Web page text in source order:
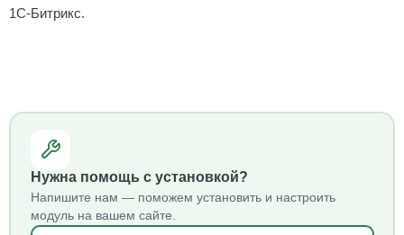
1С-Битрикс.
Нужна помощь с установкой?
Напишите нам — поможем установить и настроить
модуль на вашем сайте.